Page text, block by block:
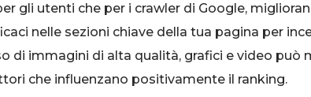
gli utenti che per i crawler di Google,
nelle sezioni chiave della tua pagina per
di immagini di alta qualità, grafici e video può
che influenzano positivamente il ranking.